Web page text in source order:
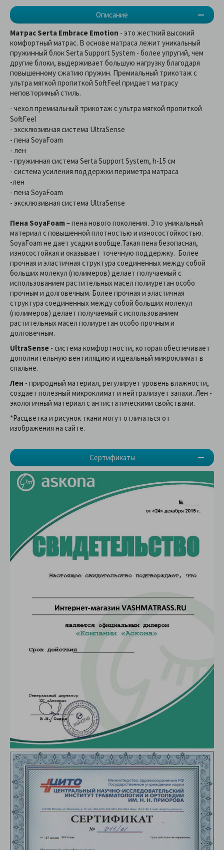
Описание
Сертификаты
Матрас Serta Embrace Emotion - это жесткий высокий
комфортный матрас. В основе матраса лежит уникальный
пружинный блок Serta Support System - более упругий, чем
другие блоки, выдерживает большую нагрузку благодаря
повышенному сжатию пружин. Премиальный трикотаж с
ультра мягкой пропиткой SoftFeel придает матрасу
неповторимый стиль.
- чехол премиальный трикотаж с ультра мягкой пропиткой
SoftFeel
- эксклюзивная система UltraSense
- пена SoyaFoam
- лен
- пружинная система Serta Support System, h-15 см
- система усиления поддержки периметра матраса
-лен
- пена SoyaFoam
- эксклюзивная система UltraSense
Пена SoyаFoam– пена нового поколения. Это уникальный
материал с повышенной плотностью и износостойкостью.
SoyaFoam не дает усадки вообще.Такая пена безопасная,
износостойкая и оказывает точечную поддержку. Более
прочная и эластичная структура соединенных между собой
больших молекул (полимеров) делает получаемый с
использованием растительных масел полиуретан особо
прочным и долговечным. Более прочная и эластичная
структура соединенных между собой больших молекул
(полимеров) делает получаемый с использованием
растительных масел полиуретан особо прочным и
долговечным.
UltraSense - система комфортности, которая обеспечивает
дополнительную вентиляцию и идеальный микроклимат в
спальне.
Лен - природный материал, регулирует уровень влажности,
создает полезный микроклимат и нейтрализует запахи. Лен -
экологичный материал с антистатическими свойствами.
*Расцветка и рисунок ткани могут отличаться от
изображения на сайте.